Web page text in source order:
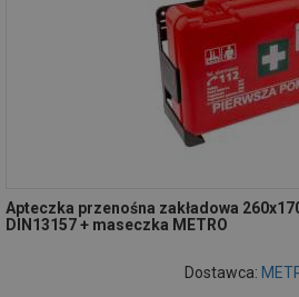
Apteczka przenośna zakładowa
DIN13157 + maseczka METRO
Dostawca: